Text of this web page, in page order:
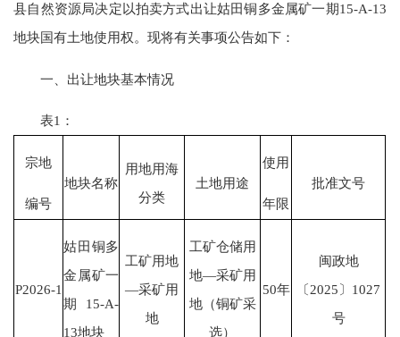
县自然资源局决定以拍卖方式出让姑田铜多金属矿一期15-A-13
地块国有土地使用权。现将有关事项公告如下：
一、出让地块基本情况
表1：
宗地
编号
地块名称
用地用海
分类
土地用途
使用
年限
批准文号
P2026-1
姑田铜多
金属矿一
期15-A-
13地块
工矿用地
—采矿用
地
工矿仓储用
地—采矿用
地（铜矿采
选）
50年
闽政地
〔2025〕1027
号